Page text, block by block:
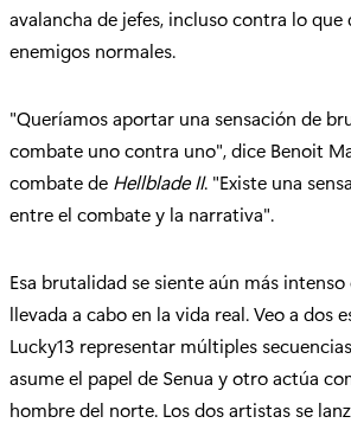
avalancha de jefes, incluso contra lo
enemigos normales.
"Queríamos aportar una sensación de
combate uno contra uno", dice Benoit
combate de Hellblade II. "Existe una
entre el combate y la narrativa".
Esa brutalidad se siente aún más
llevada a cabo en la vida real. Veo a dos
Lucky13 representar múltiples
asume el papel de Senua y otro actúa
hombre del norte. Los dos artistas se